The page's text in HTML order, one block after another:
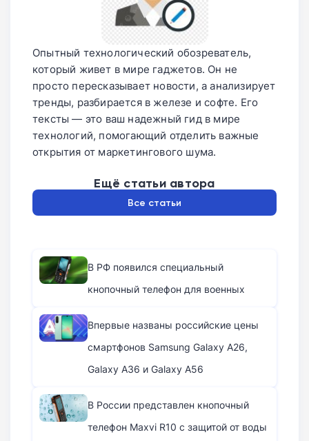
Опытный технологический обозреватель,
который живет в мире гаджетов. Он не
просто пересказывает новости, а анализирует
тренды, разбирается в железе и софте. Его
тексты — это ваш надежный гид в мире
технологий, помогающий отделить важные
открытия от маркетингового шума.
Ещё статьи автора
Все статьи
В РФ появился специальный
кнопочный телефон для военных
Впервые названы российские цены
смартфонов Samsung Galaxy A26,
Galaxy A36 и Galaxy A56
В России представлен кнопочный
телефон Maxvi R10 с защитой от воды